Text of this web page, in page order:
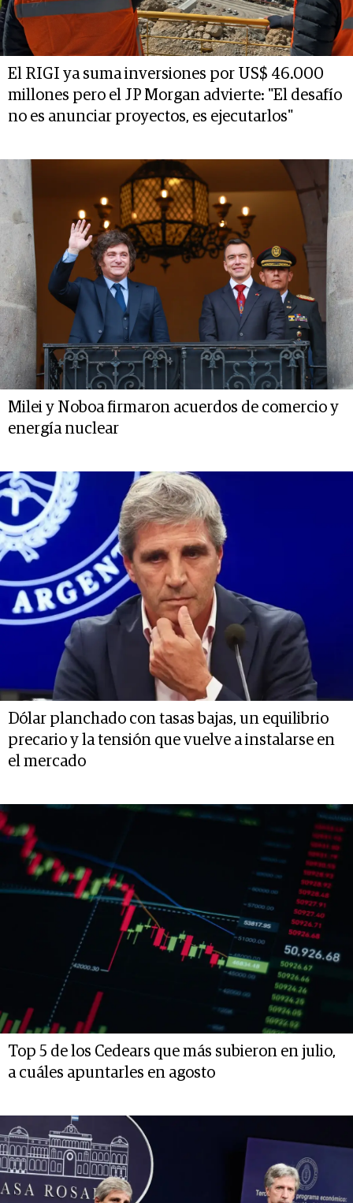
El RIGI ya suma inversiones por US$ 46.000
millones pero el JP Morgan advierte: "El desafío
no es anunciar proyectos, es ejecutarlos"
Milei y Noboa firmaron acuerdos de comercio y
energía nuclear
Dólar planchado con tasas bajas, un equilibrio
precario y la tensión que vuelve a instalarse en
el mercado
Top 5 de los Cedears que más subieron en julio,
a cuáles apuntarles en agosto